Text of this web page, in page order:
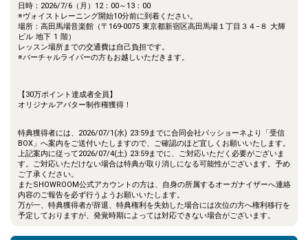
日時：2026/7/6（月）12：00～13：00
※ヴォイストレーニング開始10分前に到着ください。
場所：高田馬場音楽館（〒169-0075 東京都新宿区高田馬場１丁目３４−８ 大輝
ビル 地下 1 階）
レッスン場所までの交通費は自己負担です。
※バーチャルライバーの方もお越しいただきます。
【30万ポイント達成者全員】
オリジナルアバター制作権獲得！
特典獲得者には、2026/07/1(水) 23:59までに合同会社パッショーネより「受信
BOX」へ案内をご送付いたしますので、ご確認のほど宜しくお願いいたします。
上記案内に従って2026/07/4(土) 23:59までに、ご対応いただく必要がございま
す。ご対応いただけない場合は特典が取り消しになる可能性がございます。予め
ご了承ください。
またSHOWROOM公式アカウントの方は、自身の所属するオーガナイザーへ連絡
内容のご報告を必ず行うようお願いいたします。
万が一、特典獲得者が辞退、特典権利を失効した場合には次位の方へ権利移行を
予定しておりますが、発覚時期によっては対応できない場合がございます。